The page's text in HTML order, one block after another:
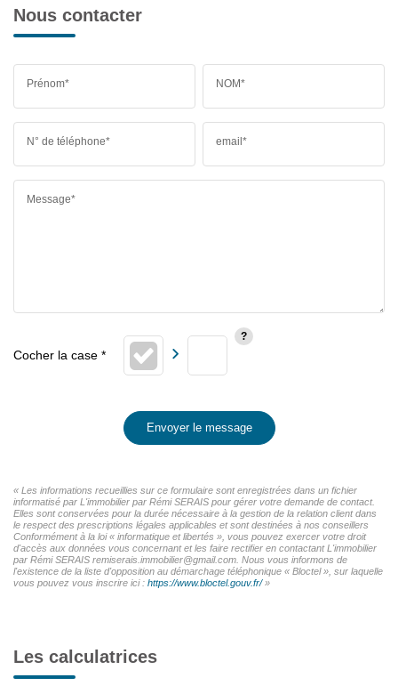
Nous contacter
Prénom* NOM*
N° de téléphone* email*
Message*
Envoyer le message
« Les informations recueillies sur ce formulaire sont enregistrées dans un fichier
informatisé par L'immobilier par Rémi SERAIS pour gérer votre demande de contact.
Elles sont conservées pour la durée nécessaire à la gestion de la relation client dans
le respect des prescriptions légales applicables et sont destinées à nos conseillers
Conformément à la loi « informatique et libertés », vous pouvez exercer votre droit
d'accès aux données vous concernant et les faire rectifier en contactant L'immobilier
par Rémi SERAIS remiserais.immobilier@gmail.com. Nous vous informons de
l'existence de la liste d'opposition au démarchage téléphonique « Bloctel », sur laquelle
vous pouvez vous inscrire ici : https://www.bloctel.gouv.fr/»
Les calculatrices